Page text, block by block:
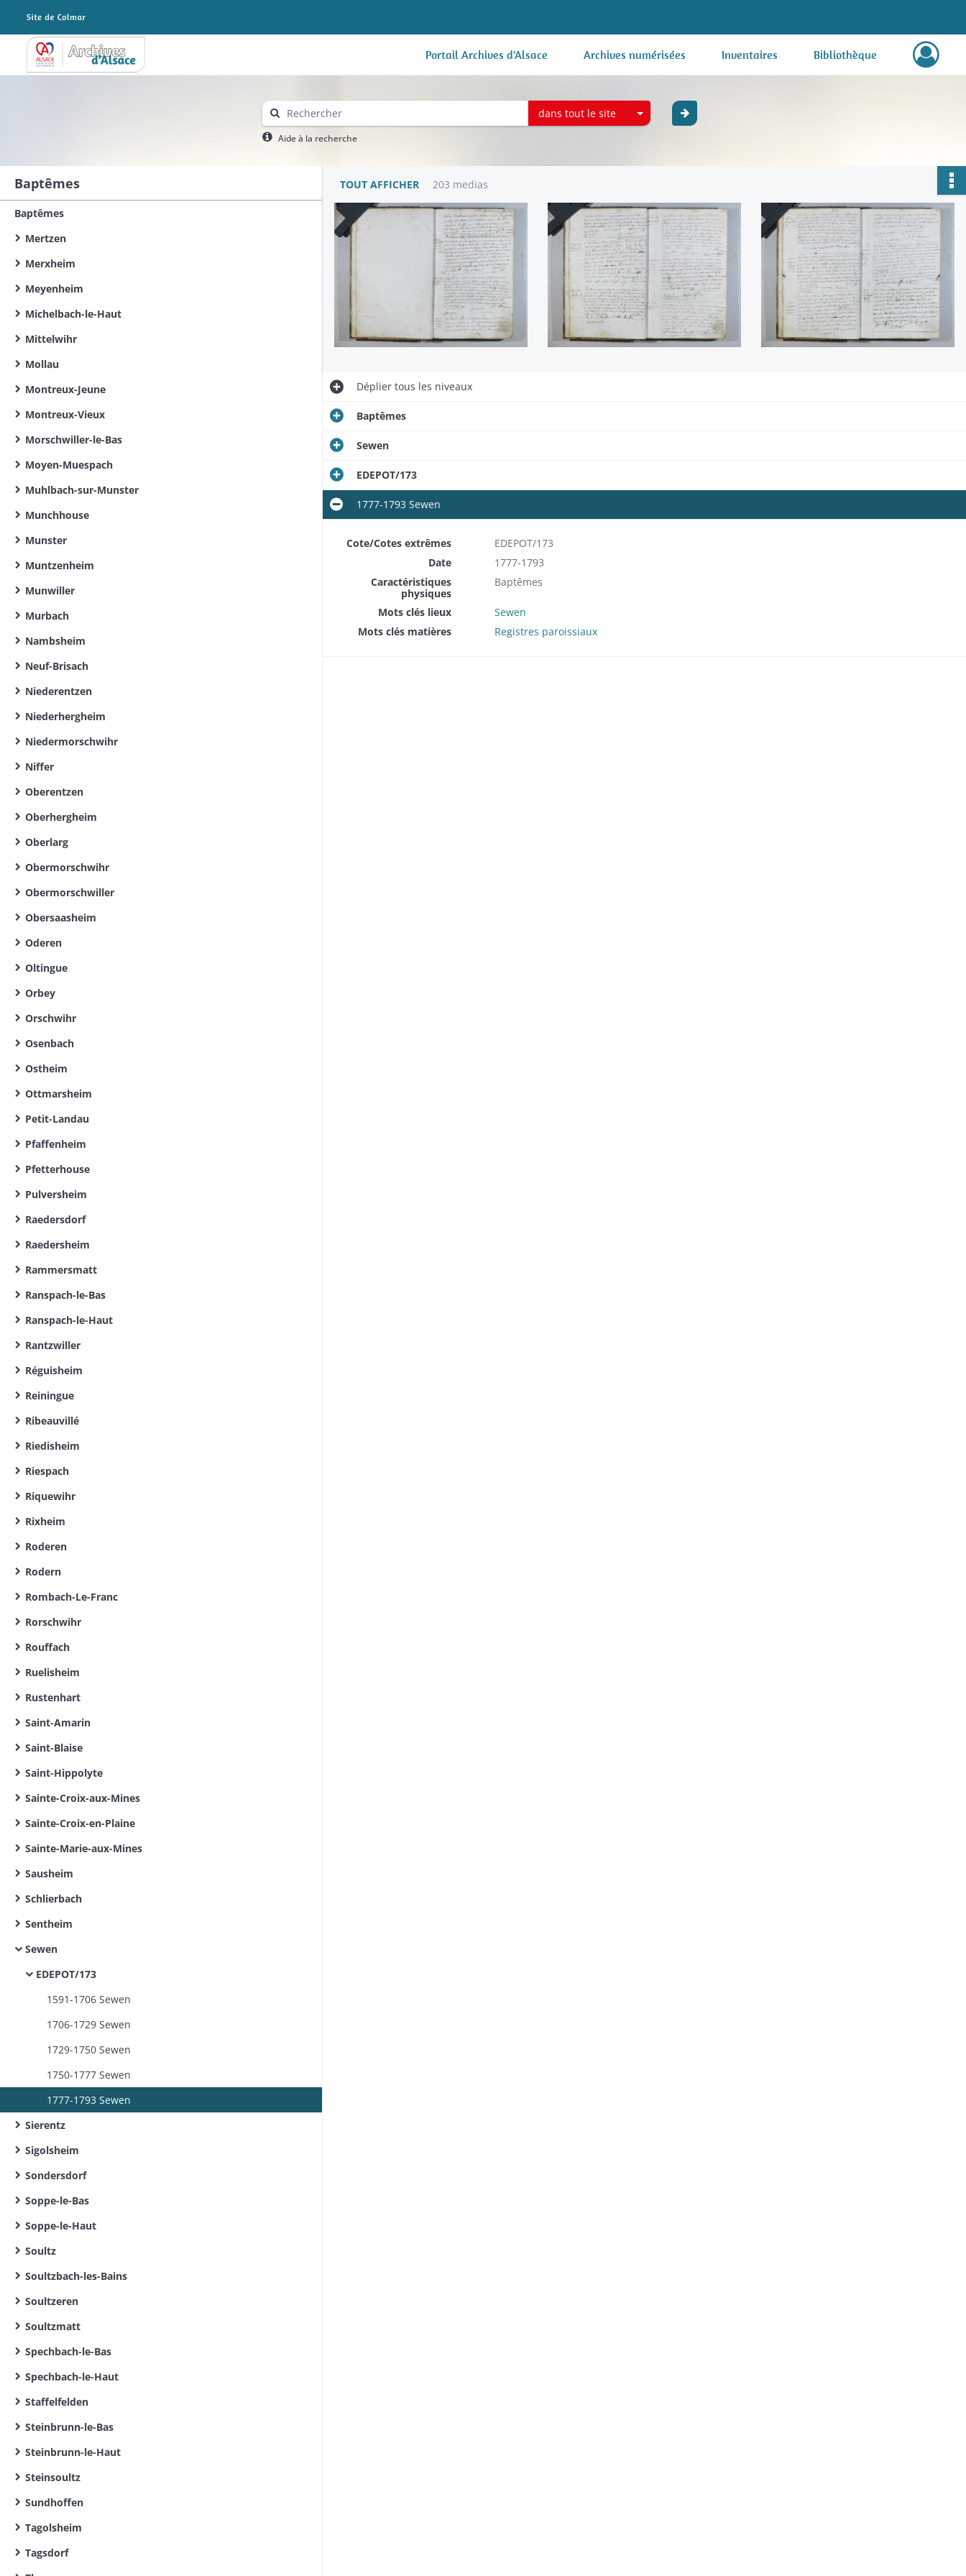
Archives Alsace - Colmar Portail Archives d'Alsace Archives numérisées Inventaires Bibliothèque
dans tout le site
Aide à la recherche
Baptêmes
Baptêmes
Mertzen
Merxheim
Meyenheim
Michelbach-le-Haut
Mittelwihr
Mollau
Montreux-Jeune
Montreux-Vieux
Morschwiller-le-Bas
Moyen-Muespach
Muhlbach-sur-Munster
Munchhouse
Munster
Muntzenheim
Munwiller
Murbach
Nambsheim
Neuf-Brisach
Niederentzen
Niederhergheim
Niedermorschwihr
Niffer
Oberentzen
Oberhergheim
Oberlarg
Obermorschwihr
Obermorschwiller
Obersaasheim
Oderen
Oltingue
Orbey
Orschwihr
Osenbach
Ostheim
Ottmarsheim
Petit-Landau
Pfaffenheim
Pfetterhouse
Pulversheim
Raedersdorf
Raedersheim
Rammersmatt
Ranspach-le-Bas
Ranspach-le-Haut
Rantzwiller
Réguisheim
Reiningue
Ribeauvillé
Riedisheim
Riespach
Riquewihr
Rixheim
Roderen
Rodern
Rombach-Le-Franc
Rorschwihr
Rouffach
Ruelisheim
Rustenhart
Saint-Amarin
Saint-Blaise
Saint-Hippolyte
Sainte-Croix-aux-Mines
Sainte-Croix-en-Plaine
Sainte-Marie-aux-Mines
Sausheim
Schlierbach
Sentheim
Sewen
EDEPOT/173
1591-1706 Sewen
1706-1729 Sewen
1729-1750 Sewen
1750-1777 Sewen
1777-1793 Sewen
Sierentz
Sigolsheim
Sondersdorf
Soppe-le-Bas
Soppe-le-Haut
Soultz
Soultzbach-les-Bains
Soultzeren
Soultzmatt
Spechbach-le-Bas
Spechbach-le-Haut
Staffelfelden
Steinbrunn-le-Bas
Steinbrunn-le-Haut
Steinsoultz
Sundhoffen
Tagolsheim
Tagsdorf
TOUT AFFICHER 203 medias
Dépliertous les niveaux
Baptêmes
Sewen
EDEPOT/173
1777-1793 Sewen
Cote/Cotes extrêmes
EDEPOT/173
Date
1777-1793
Caractéristiques
physiques
Baptêmes
Mots clés lieux
Sewen
Mots clés matières
Registres paroissiaux